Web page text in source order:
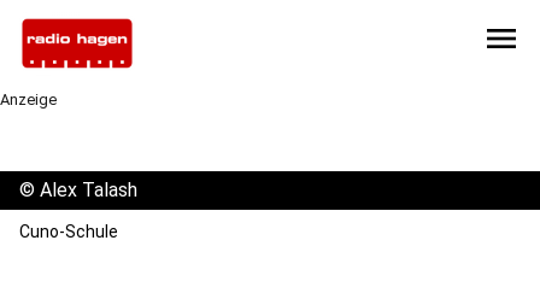
menu
Anzeige
© Alex Talash
Cuno-Schule